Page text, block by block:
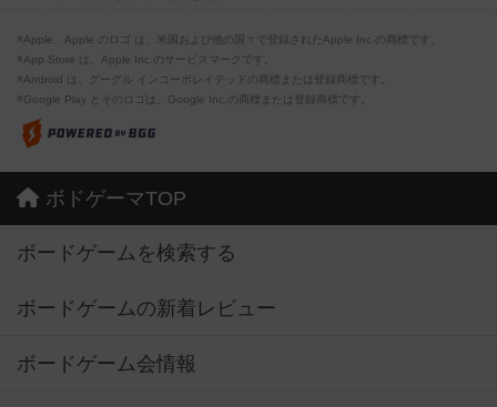
※Apple、Apple のロゴ は、米国および他の国々で登録されたApple Inc.の商標です。
※App Store は、Apple Inc.のサービスマークです。
※Android は、グーグル インコーポレイテッドの商標または登録商標です。
※Google Play とそのロゴは、Google Inc.の商標または登録商標です。
ボドゲーマTOP
ボードゲームを検索する
ボードゲームの新着レビュー
ボードゲーム会情報